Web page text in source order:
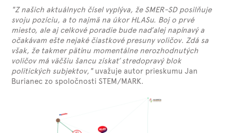
"Z našich aktuálnych čísel vyplýva, že SMER-SD posilňuje
svoju pozíciu, a to najmä na úkor HLASu. Boj o prvé
miesto, ale aj celkové poradie bude naďalej napínavý a
očakávam ešte nejaké čiastkové presuny voličov. Zdá sa
však, že takmer pätinu momentálne nerozhodnutých
voličov má väčšiu šancu získať stredopravý blok
politických subjektov," uvažuje autor prieskumu Jan
Burianec zo spoločnosti STEM/MARK.